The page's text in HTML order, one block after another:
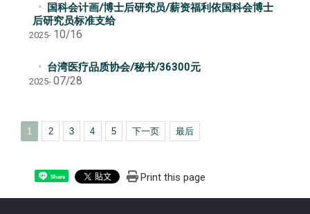
国科会计画/博士后研究员/薪资福利依国科会博士
后研究员标准支给
2025- 10/16
台湾医疗品质协会/秘书/36300元
2025- 07/28
1 2 3 4 5 下一页 最后
Share Print this page